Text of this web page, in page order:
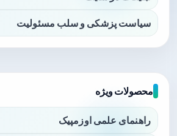
سیاست پزشکی و سلب مسئولیت
محصولات ویژه
راهنمای علمی اوزمپیک